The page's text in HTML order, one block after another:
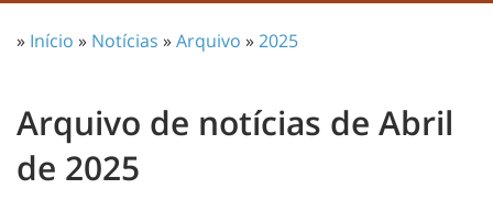
» Início » Notícias »Arquivo »2025
Arquivo de notícias de Abril
de 2025